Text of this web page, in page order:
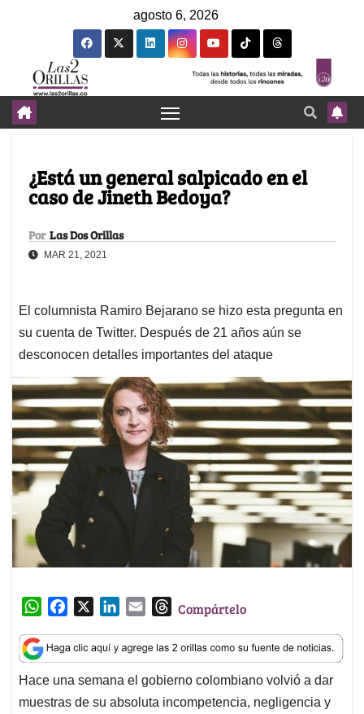
agosto 6, 2026
¿Está un general salpicado en el
caso de Jineth Bedoya?
Por Las Dos Orillas
MAR 21, 2021
El columnista Ramiro Bejarano se hizo esta pregunta en
su cuenta de Twitter. Después de 21 años aún se
desconocen detalles importantes del ataque
W
a
t
s
A
c
e
b
o
n
k
e
d
a
i
l
T
r
e
a
d
Compártelo
Hace una semana el gobierno colombiano volvió a dar
muestras de su absoluta incompetencia, negligencia y